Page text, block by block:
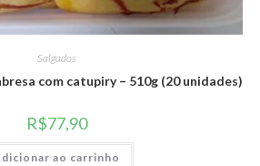
Salgados
com catupiry – 510g (20 unidades)
R$77,90
ao carrinho